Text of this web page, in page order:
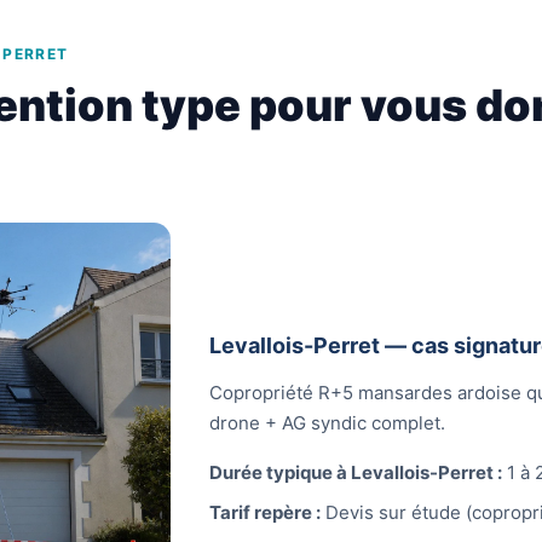
type pour vous
Levallois-Perret — cas
Copropriété R+5 mansardes ardoise
drone + AG syndic complet.
Durée typique à Levallois-Perret : 1 à
Tarif repère : Devis sur étude